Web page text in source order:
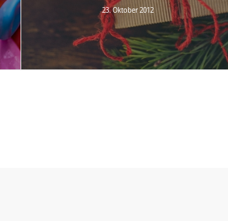
23. Oktober 2012